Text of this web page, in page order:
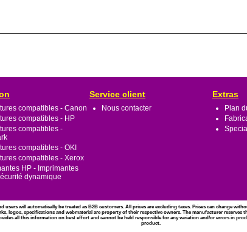
compatibles - Canon
compatibles - HP
compatibles -
compatibles - OKI
compatibles - Xerox
HP - Imprimantes
dynamique
Service client
Nous contacter
Extras
Plan
users will automatically be treated as B2B customers. All prices are excluding taxes. Prices can change
logos, specifications and webmaterial are property of their respective owners. The manufacturer
all this information on best effort and cannot be held responsible for any variation and/or errors in
product.